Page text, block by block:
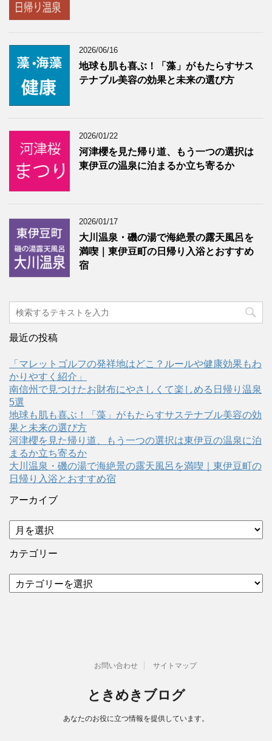
2026/06/16
地球も肌も喜ぶ！「藻」がもたらすサス
テナブル美容の効果と未来の選び方
2026/01/22
河津櫻を見た帰り道、もう一つの選択は
東伊豆の温泉に泊まるか立ち寄るか
2026/01/17
大川温泉・磯の湯で海絶景の露天風呂を
満喫｜東伊豆町の日帰り入浴とおすすめ
宿
最近の投稿
「マレットゴルフの発祥地はどこ？ルールや健康効果もわ
かりやすく紹介」
南信州で見つけたお財布にやさしくて楽しめる日帰り温泉
5選
地球も肌も喜ぶ！「藻」がもたらすサステナブル美容の効
果と未来の選び方
河津櫻を見た帰り道、もう一つの選択は東伊豆の温泉に泊
まるか立ち寄るか
大川温泉・磯の湯で海絶景の露天風呂を満喫｜東伊豆町の
日帰り入浴とおすすめ宿
アーカイブ
ア
ー
カ
ブ
カテゴリー
テ
お問い合わせ サイトマップ
ときめきブログ
あなたのお役に立つ情報を提供しています。